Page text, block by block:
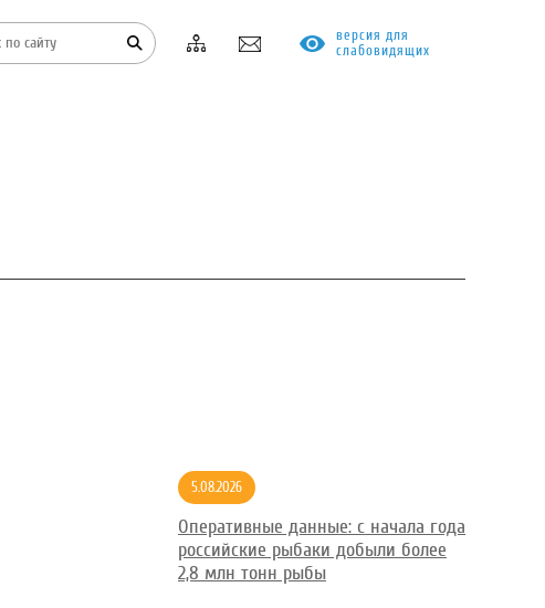
версия для
слабовидящих
5.08.2026
Оперативные данные: с начала года
российские рыбаки добыли более
2,8 млн тонн рыбы